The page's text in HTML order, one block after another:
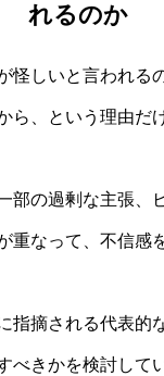
れるのか
怪しいと言われる
ら、という理由だ
部の過剰な主張、
重なって、不信感
指摘される代表的
べきかを検討して